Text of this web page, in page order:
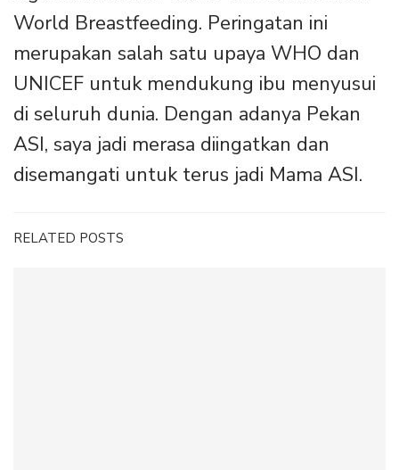
World Breastfeeding. Peringatan ini
merupakan salah satu upaya WHO dan
UNICEF untuk mendukung ibu menyusui
di seluruh dunia. Dengan adanya Pekan
ASI, saya jadi merasa diingatkan dan
disemangati untuk terus jadi Mama ASI.
RELATED POSTS